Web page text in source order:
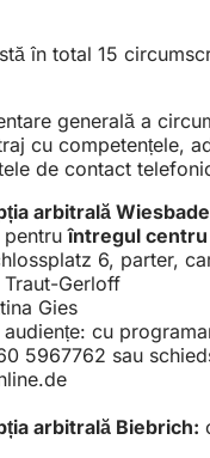
în total 15
generală a
cu competențele,
de contact
arbitrală
pentruîntregul
6, parter,
Gerloff
Gies
cu
5967762 sau
de
arbitrală Biebrich: